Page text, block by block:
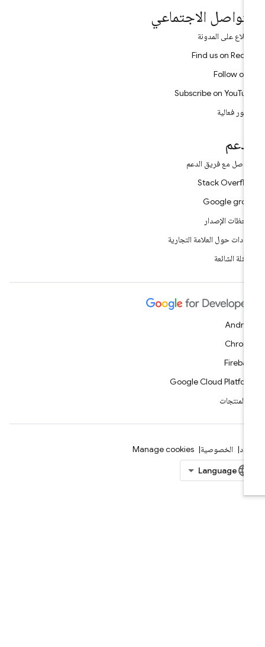
الاجتماعي
على المدونة
Find us on
Follow on
Subscribe on
فعالية
مع فريق الدعم
Stack
Google
الإصدار
حول العلامة التجارية
الشائعة
Google Cloud
المنتجات
الخصوصية Manage cookies